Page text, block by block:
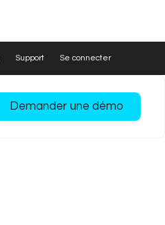
Support Se connecter
Demander une démo